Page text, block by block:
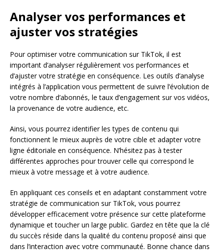
Analyser vos performances et
ajuster vos stratégies
Pour optimiser votre communication sur TikTok, il est
important d’analyser régulièrement vos performances et
d’ajuster votre stratégie en conséquence. Les outils d’analyse
intégrés à l’application vous permettent de suivre l’évolution de
votre nombre d’abonnés, le taux d’engagement sur vos vidéos,
la provenance de votre audience, etc.
Ainsi, vous pourrez identifier les types de contenu qui
fonctionnent le mieux auprès de votre cible et adapter votre
ligne éditoriale en conséquence. N’hésitez pas à tester
différentes approches pour trouver celle qui correspond le
mieux à votre message et à votre audience.
En appliquant ces conseils et en adaptant constamment votre
stratégie de communication sur TikTok, vous pourrez
développer efficacement votre présence sur cette plateforme
dynamique et toucher un large public. Gardez en tête que la clé
du succès réside dans la qualité du contenu proposé ainsi que
dans l’interaction avec votre communauté. Bonne chance dans